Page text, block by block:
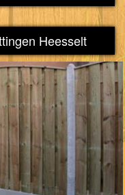
Heesselt